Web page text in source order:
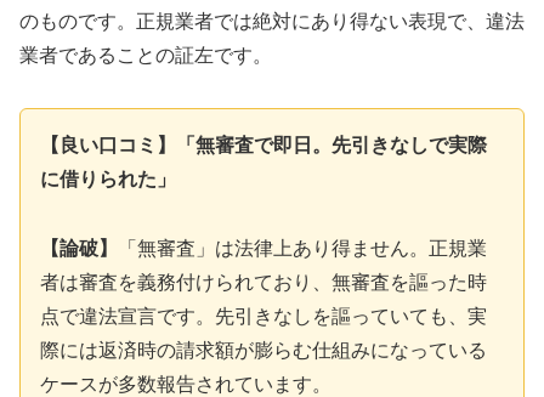
のものです。正規業者では絶対にあり得ない表現で、違法
業者であることの証左です。
【良い口コミ】「無審査で即日。先引きなしで実際
に借りられた」
【論破】
「無審査」は法律上あり得ません。正規業
者は審査を義務付けられており、無審査を謳った時
点で違法宣言です。先引きなしを謳っていても、実
際には返済時の請求額が膨らむ仕組みになっている
ケースが多数報告されています。